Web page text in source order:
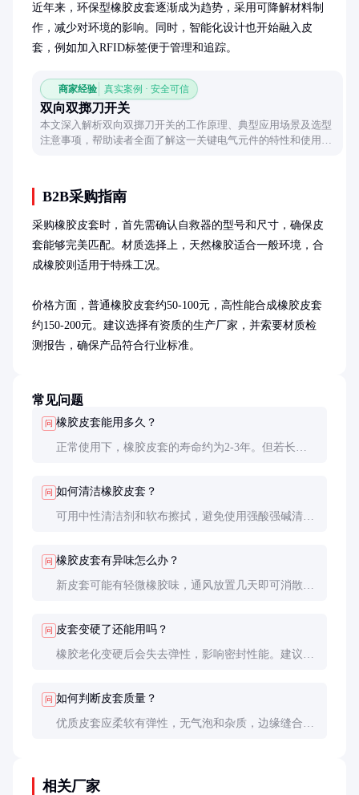
近年来，环保型橡胶皮套逐渐成为趋势，采用可降解材料制
作，减少对环境的影响。同时，智能化设计也开始融入皮
套，例如加入RFID标签便于管理和追踪。
商家经验 真实案例 · 安全可信
双向双掷刀开关
本文深入解析双向双掷刀开关的工作原理、典型应用场景及选型
注意事项，帮助读者全面了解这一关键电气元件的特性和使用技
B2B采购指南
采购橡胶皮套时，首先需确认自救器的型号和尺寸，确保皮
套能够完美匹配。材质选择上，天然橡胶适合一般环境，合
成橡胶则适用于特殊工况。
价格方面，普通橡胶皮套约50-100元，高性能合成橡胶皮套
约150-200元。建议选择有资质的生产厂家，并索要材质检
测报告，确保产品符合行业标准。
常见问题
问 橡胶皮套能用多久？
正常使用下，橡胶皮套的寿命约为2-3年。但若长期
问 如何清洁橡胶皮套？
可用中性清洁剂和软布擦拭，避免使用强酸强碱清洁
问 橡胶皮套有异味怎么办？
新皮套可能有轻微橡胶味，通风放置几天即可消散。
问 皮套变硬了还能用吗？
橡胶老化变硬后会失去弹性，影响密封性能。建议更
问 如何判断皮套质量？
优质皮套应柔软有弹性，无气泡和杂质，边缘缝合整
相关厂家